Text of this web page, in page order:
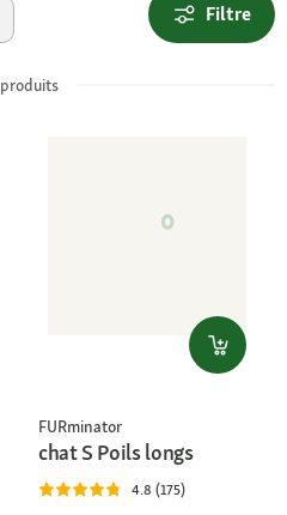
Filtre
produits
FURminator
chat S Poils longs
4.8 (175)